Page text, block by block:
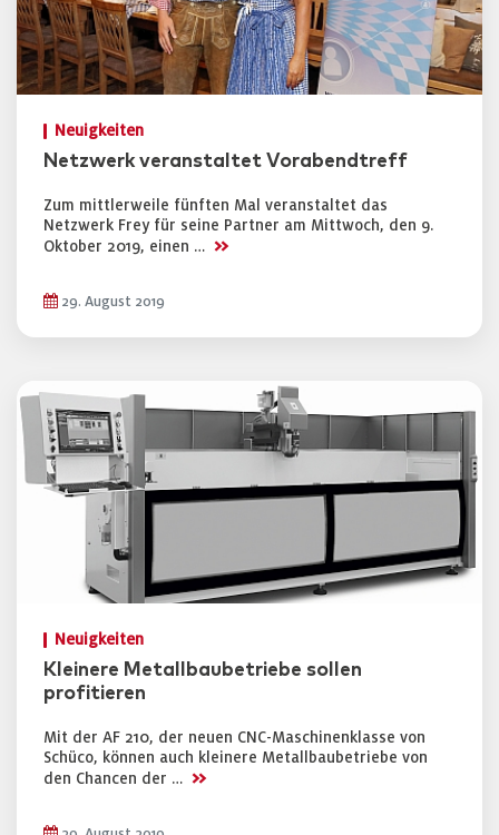
Neuigkeiten
Netzwerk veranstaltet Vorabendtreff
Zum mittlerweile fünften Mal veranstaltet das
Netzwerk Frey für seine Partner am Mittwoch, den 9.
Oktober 2019, einen … >>
29. August 2019
Neuigkeiten
Kleinere Metallbaubetriebe sollen
profitieren
Mit der AF 210, der neuen CNC-Maschinenklasse von
Schüco, können auch kleinere Metallbaubetriebe von
den Chancen der … >>